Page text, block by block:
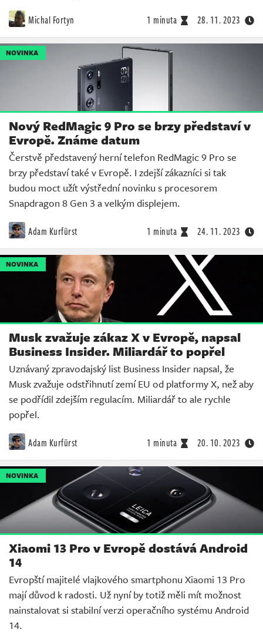
Michal Fortyn 1 minuta 28. 11. 2023
NOVINKA
Nový RedMagic 9 Pro se brzy představí v
Evropě. Známe datum
Čerstvě představený herní telefon RedMagic 9 Pro se
brzy představí také v Evropě. I zdejší zákazníci si tak
budou moct užít výstřední novinku s procesorem
Snapdragon 8 Gen 3 a velkým displejem.
Adam Kurfürst 1 minuta 24. 11. 2023
NOVINKA
Musk zvažuje zákaz X v Evropě, napsal
Business Insider. Miliardář to popřel
Uznávaný zpravodajský list Business Insider napsal, že
Musk zvažuje odstřihnutí zemí EU od platformy X, než aby
se podřídil zdejším regulacím. Miliardář to ale rychle
popřel.
Adam Kurfürst 1 minuta 20. 10. 2023
NOVINKA
Xiaomi 13 Pro v Evropě dostává Android
14
Evropští majitelé vlajkového smartphonu Xiaomi 13 Pro
mají důvod k radosti. Už nyní by totiž měli mít možnost
nainstalovat si stabilní verzi operačního systému Android
14.